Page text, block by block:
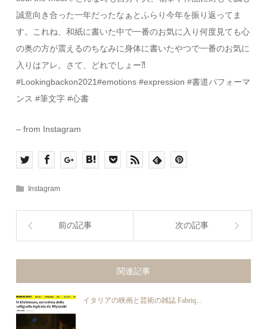
誠意向き合った一年だったなぁとふらり今年を振り返ってま
す。これね、和紙に書いた中で一番のお気に入り何度見ても心
の奥の方が震えるのちなみに身体に書いたやつで一番のお気に
入りはアレ。さて、どれでしょー⁈
#Lookingbackon2021#emotions #expression #書道パフォーマ
ンス #筆文字 #心書
– from Instagram
Instagram
前の記事 次の記事
関連記事
イタリアの映画と芸術の雑誌 Fabriq...